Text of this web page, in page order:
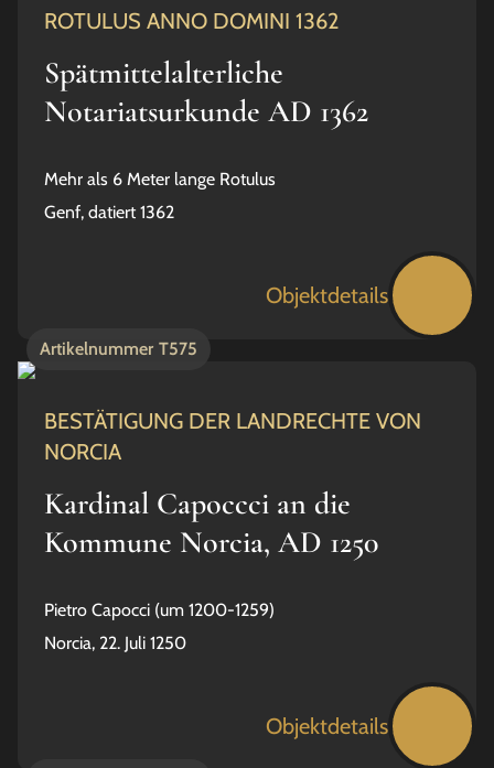
ROTULUS ANNO DOMINI 1362
Spätmittelalterliche
Notariatsurkunde AD 1362
Mehr als 6 Meter lange Rotulus
Genf, datiert 1362
Objektdetails
Artikelnummer T575
BESTÄTIGUNG DER LANDRECHTE VON
NORCIA
Kardinal Capoccci an die
Kommune Norcia, AD 1250
Pietro Capocci (um 1200-1259)
Norcia, 22. Juli 1250
Objektdetails